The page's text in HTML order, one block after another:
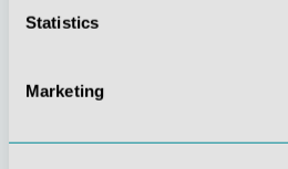
Statistics
Marketing